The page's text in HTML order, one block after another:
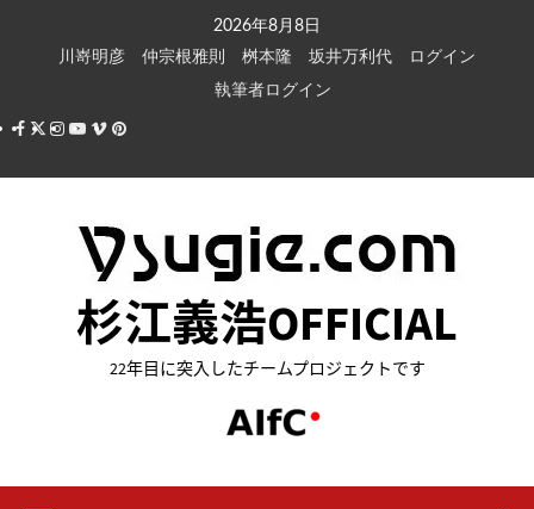
キ
2026年8月8日
川嵜明彦
仲宗根雅則 桝本隆 坂井万利代
ログイン
執筆者ログイン
Facebook
X Instagram
Youtube
VimeoPinterest
杉江義浩OFFICIAL
22年目に突入したチームプロジェクトです